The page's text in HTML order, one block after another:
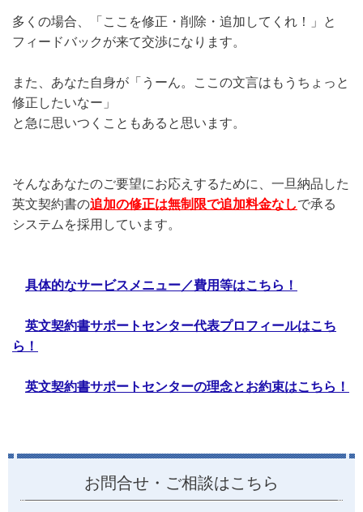
多くの場合、「ここを修正・削除・追加してくれ！」と
フィードバックが来て交渉になります。
また、あなた自身が「うーん。ここの文言はもうちょっと
修正したいなー」
と急に思いつくこともあると思います。
そんなあなたのご要望にお応えするために、一旦納品した
英文契約書の追加の修正は無制限で追加料金なしで承る
システムを採用しています。
具体的なサービスメニュー／費用等はこちら！
英文契約書サポートセンター代表プロフィールはこち
ら！
英文契約書サポートセンターの理念とお約束はこちら！
お問合せ・ご相談はこちら